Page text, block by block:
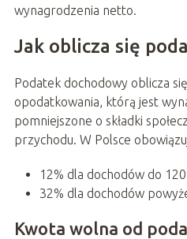
wynagrodzenia netto.
Jak oblicza się
Podatek dochodowy oblicza
opodatkowania, którą jest
pomniejszone o składki
przychodu. W Polsce
12% dla dochodów do 120
32% dla dochodów
Kwota wolna od